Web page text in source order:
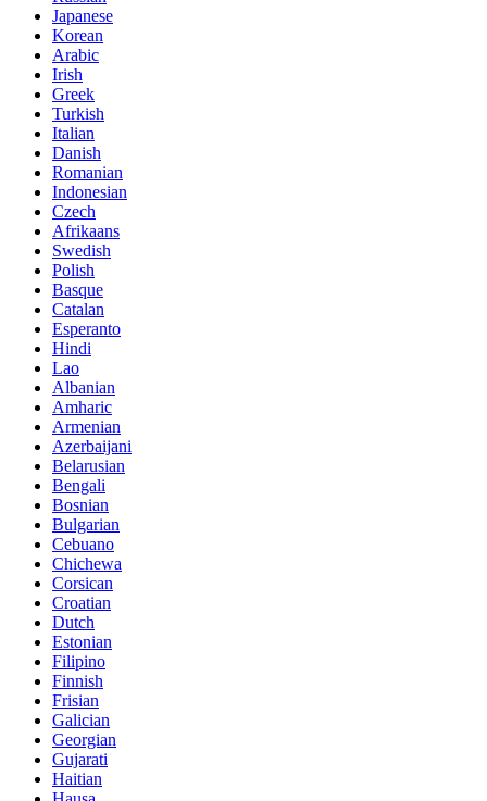
Japanese
Korean
Arabic
Irish
Greek
Turkish
Italian
Danish
Romanian
Indonesian
Czech
Afrikaans
Swedish
Polish
Basque
Catalan
Esperanto
Hindi
Lao
Albanian
Amharic
Armenian
Azerbaijani
Belarusian
Bengali
Bosnian
Bulgarian
Cebuano
Chichewa
Corsican
Croatian
Dutch
Estonian
Filipino
Finnish
Frisian
Galician
Georgian
Gujarati
Haitian